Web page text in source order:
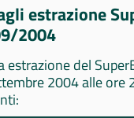
estrazione
2004
estrazione del
2004 alle ore